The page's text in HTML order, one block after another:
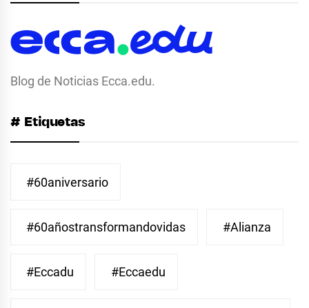
Blog de Noticias Ecca.edu.
# Etiquetas
#60aniversario
#60añostransformandovidas #Alianza
#eccadu #eccaedu